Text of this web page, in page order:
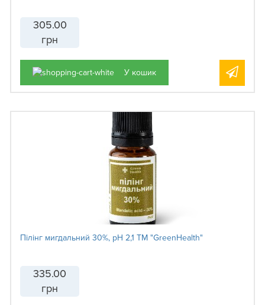
305.00
грн
У кошик
Пілінг мигдальний 30%, рН 2,1 ТМ "GreenHealth"
335.00
грн